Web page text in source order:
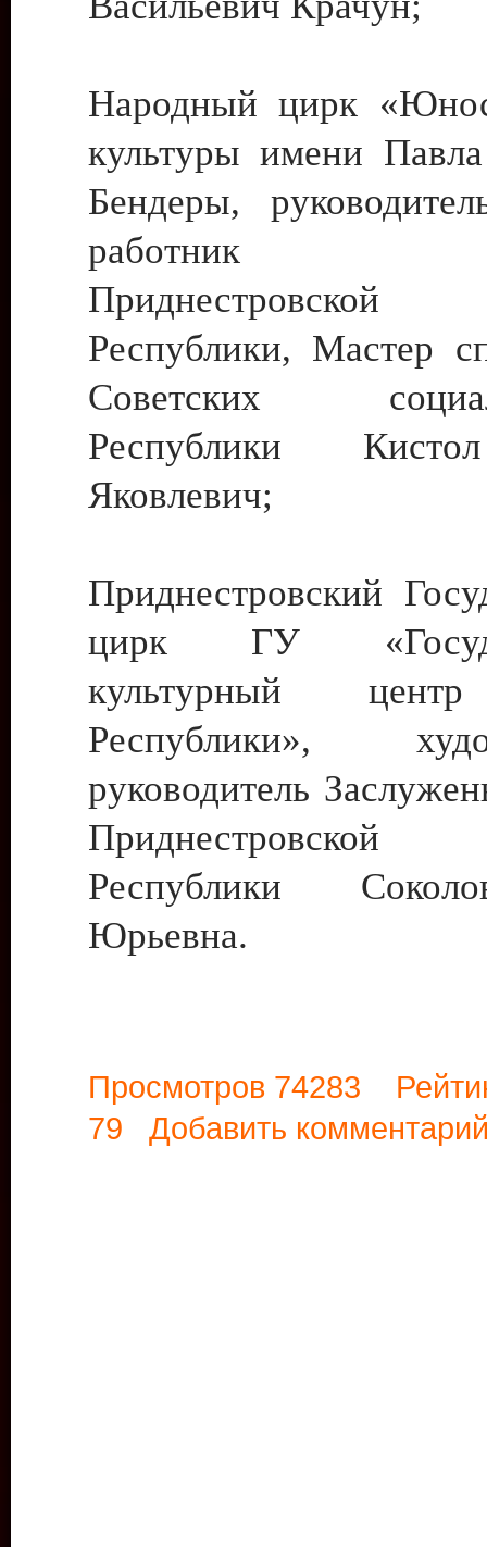
Народный цирк
культуры имени
Бендеры,
работник
Приднестровской
Республики, Мастер
Советских
Республики
Яковлевич;
Приднестровский
цирк ГУ
культурный
Республики»,
руководитель
Приднестровской
Республики
Юрьевна.
Просмотров 74283
79 Добавить